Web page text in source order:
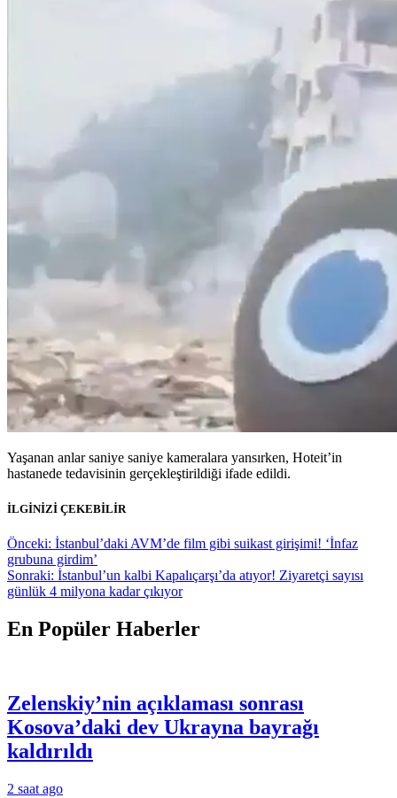
Yaşanan anlar saniye saniye kameralara yansırken, Hoteit’in
hastanede tedavisinin gerçekleştirildiği ifade edildi.
İLGİNİZİ ÇEKEBİLİR
Yazı
gezinmesi
Önceki: İstanbul’daki AVM’de film gibi suikast girişimi! ‘İnfaz
grubuna girdim’
Sonraki: İstanbul’un kalbi Kapalıçarşı’da atıyor! Ziyaretçi sayısı
günlük 4 milyona kadar çıkıyor
En Popüler Haberler
Zelenskiy’nin açıklaması sonrası
Kosova’daki dev Ukrayna bayrağı
kaldırıldı
2 saat ago